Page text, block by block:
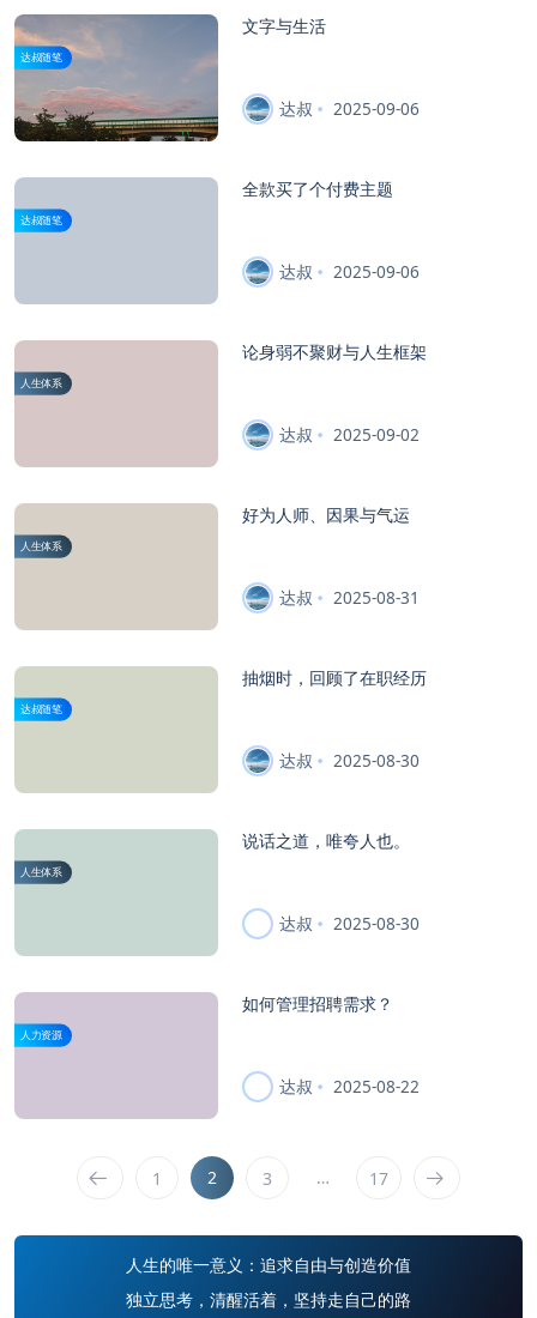
达叔随笔
文字与生活
达叔 2025-09-06
达叔随笔
全款买了个付费主题
达叔 2025-09-06
人生体系
论身弱不聚财与人生框架
达叔 2025-09-02
人生体系
好为人师、因果与气运
达叔 2025-08-31
达叔随笔
抽烟时，回顾了在职经历
达叔 2025-08-30
人生体系
说话之道，唯夸人也。
达叔 2025-08-30
人力资源
如何管理招聘需求？
达叔 2025-08-22
1 2 3 … 17
人生的唯一意义：追求自由与创造价值
独立思考，清醒活着，坚持走自己的路